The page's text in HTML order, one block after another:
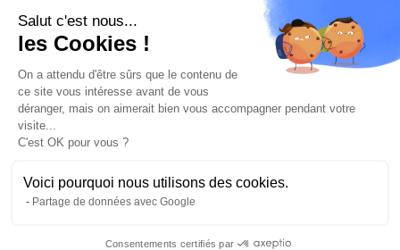
4 Rue de la Bourse - 69001 Lyon
10 rue d'Austerlitz - 75012 Paris
À L'HORIZON 2025
©2026 Plusse. Tous droits réservés.
Salut c'est nous...
les Cookies !
On a attendu d'être sûrs que le contenu de
ce site vous intéresse avant de vous
déranger, mais on aimerait bien vous accompagner pendant votre
visite...
C'est OK pour vous ?
Voici pourquoi nous utilisons des cookies.
Partage de données avec Google
Consentements certifiés par